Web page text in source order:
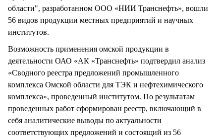
области", разработанном ООО «НИИ Транснефть», вошли
56 видов продукции местных предприятий и научных
институтов.
Возможность применения омской продукции в
деятельности ОАО «АК «Транснефть» подтвердил анализ
«Сводного реестра предложений промышленного
комплекса Омской области для ТЭК и нефтехимического
комплекса», проведенный институтом. По результатам
проведенных работ сформирован реестр, включающий в
себя аналитические выводы по актуальности
соответствующих предложений и состоящий из 56